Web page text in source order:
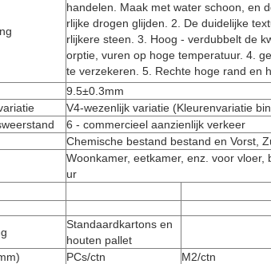
handelen. Maak met water schoon, en
rlijke drogen glijden. 2. De duidelijke
rlijkere steen. 3. Hoog - verdubbelt de
orptie, vuren op hoge temperatuur. 4.
te verzekeren. 5. Rechte hoge rand en
9.5±0.3mm
V4-wezenlijk variatie (Kleurenvariatie
6 - commercieel aanzienlijk verkeer
Chemische bestand bestand en Vorst,
Woonkamer, eetkamer, enz. voor
ur
Standaardkartons en
houten pallet
PCs/ctn M2/ctn